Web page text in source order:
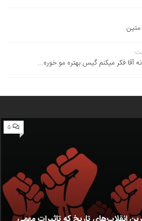
آقا فکر میکنم گیس بهتره مو خوره...
۵